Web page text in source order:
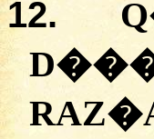
12.